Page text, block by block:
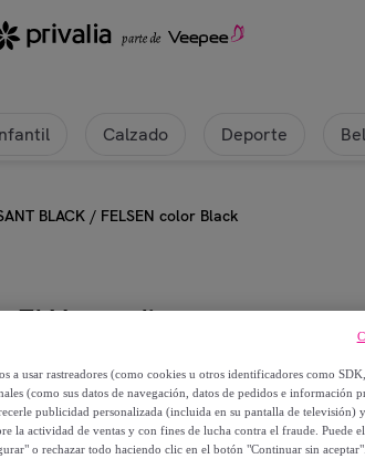
Calzado Deporte
BLACK / FELSEN color Black
El Naturalista
Zapatos N5635 PLEASANT
69,98 €
a usar rastreadores (como cookies u otros identificadores como
(como sus datos de navegación, datos de pedidos e información
publicidad personalizada (incluida en su pantalla de televisión)
la actividad de ventas y con fines de lucha contra el fraude. Puede
o rechazar todo haciendo clic en el botón "Continuar sin